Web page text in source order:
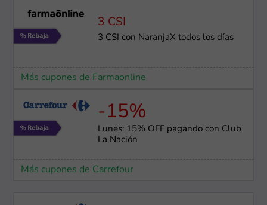
3 CSI
3 CSI con NaranjaX todos los días
Más cupones de Farmaonline
-15%
Lunes: 15% OFF pagando con Club
La Nación
Más cupones de Carrefour